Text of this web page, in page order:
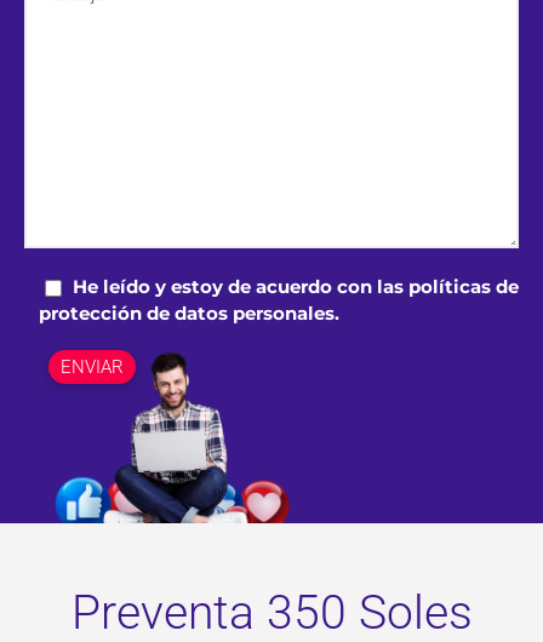
He leído y estoy de acuerdo con las políticas de
protección de datos personales.
Preventa 350 Soles